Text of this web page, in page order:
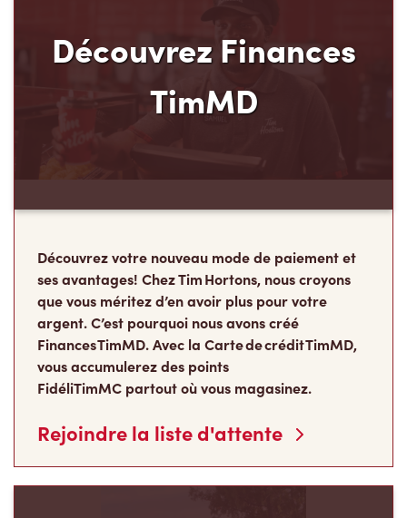
Découvrez Finances
TimMD
Découvrez votre nouveau mode de paiement et
ses avantages! Chez Tim Hortons, nous croyons
que vous méritez d’en avoir plus pour votre
argent. C’est pourquoi nous avons créé
Finances TimMD. Avec la Carte de crédit TimMD,
vous accumulerez des points
FidéliTimMC partout où vous magasinez.
Rejoindre la liste d'attente